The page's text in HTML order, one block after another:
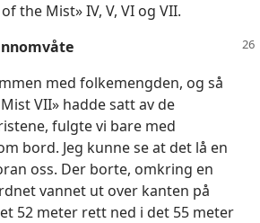
the Mist» IV, V, VI og VII.
med folkemengden, og så
VII» hadde satt av de
fulgte vi bare med
bord. Jeg kunne se at det lå en
oss. Der borte, omkring en
vannet ut over kanten på
52 meter rett ned i det 55 meter